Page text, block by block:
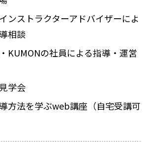
ンストラクターアドバイザーによ
相談
KUMONの社員による指導・運営
学会
方法を学ぶweb講座（自宅受講可